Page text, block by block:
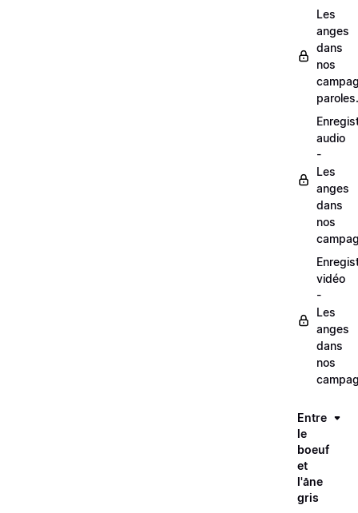
Les
anges
dans
nos
audio
-
Les
anges
dans
nos
vidéo
-
Les
anges
dans
nos
Entre
le
boeuf
et
l'âne
gris